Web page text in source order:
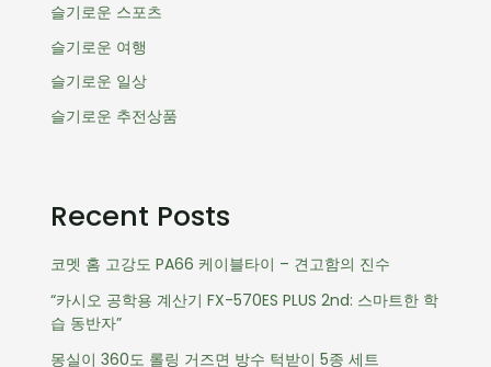
슬기로운 스포츠
슬기로운 여행
슬기로운 일상
슬기로운 추전상품
Recent Posts
코멧 홈 고강도 PA66 케이블타이 – 견고함의 진수
“카시오 공학용 계산기 FX-570ES PLUS 2nd: 스마트한 학
습 동반자”
몽실이 360도 롤링 거즈면 방수 턱받이 5종 세트